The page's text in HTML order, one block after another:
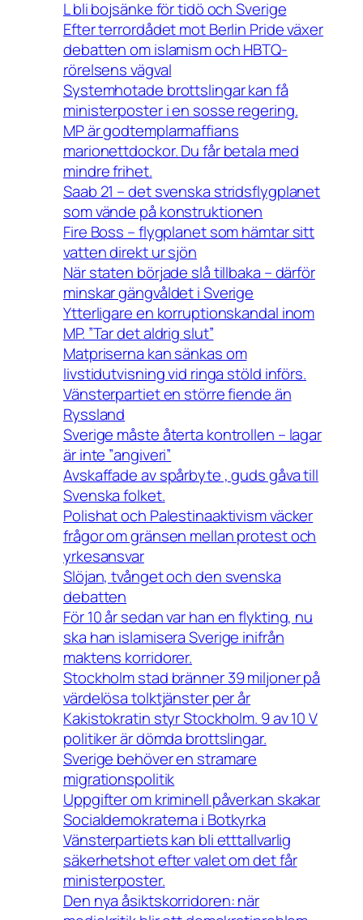
L bli bojsänke för tidö och Sverige
Efter terrordådet mot Berlin Pride växer
debatten om islamism och HBTQ-
rörelsens vägval
Systemhotade brottslingar kan få
ministerposter i en sosse regering.
MP är godtemplarmaffians
marionettdockor. Du får betala med
mindre frihet.
Saab 21 – det svenska stridsflygplanet
som vände på konstruktionen
Fire Boss – flygplanet som hämtar sitt
vatten direkt ur sjön
När staten började slå tillbaka – därför
minskar gängvåldet i Sverige
Ytterligare en korruptionskandal inom
MP. ”Tar det aldrig slut”
Matpriserna kan sänkas om
livstidutvisning vid ringa stöld införs.
Vänsterpartiet en större fiende än
Ryssland
Sverige måste återta kontrollen – lagar
är inte ”angiveri”
Avskaffade av spårbyte , guds gåva till
Svenska folket.
Polishat och Palestinaaktivism väcker
frågor om gränsen mellan protest och
yrkesansvar
Slöjan, tvånget och den svenska
debatten
För 10 år sedan var han en flykting, nu
ska han islamisera Sverige inifrån
maktens korridorer.
Stockholm stad bränner 39 miljoner på
värdelösa tolktjänster per år
Kakistokratin styr Stockholm. 9 av 10 V
politiker är dömda brottslingar.
Sverige behöver en stramare
migrationspolitik
Uppgifter om kriminell påverkan skakar
Socialdemokraterna i Botkyrka
Vänsterpartiets kan bli etttallvarlig
säkerhetshot efter valet om det får
ministerposter.
Den nya åsiktskorridoren: när